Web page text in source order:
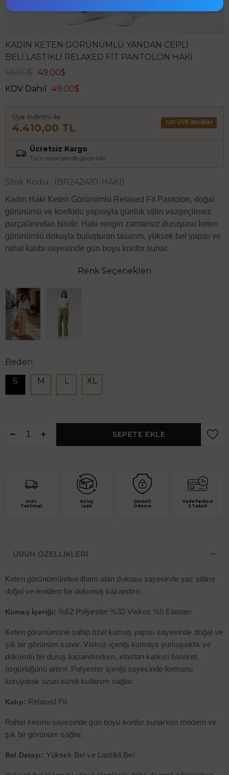
KADIN KETEN GÖRÜNÜMLÜ YANDAN CEPLI
BELI LASTIKLI RELAXED FIT PANTOLON HAKI
69.00$ 49.00$
KDV Dahil
49.00$
Üye indirimi ile
4.410,00 TL %10 ÜYE İNDİRİM
Ücretsiz Kargo
Tüm siparişlerde geçerlidir.
Stok Kodu (BR242410-HAKİ)
Kadın Haki Keten Görünümlü Relaxed Fit Pantolon, doğal
görünümü ve konforlu yapısıyla günlük stilin vazgeçilmez
parçalarından biridir. Haki rengin zamansız duruşunu keten
görünümlü dokuyla buluşturan tasarım, yüksek bel yapısı ve
rahat kalıbı sayesinde gün boyu konfor sunar.
Renk Seçenekleri
Beden
S
M L XL
Hızlı
Teslimat
Kolay
İade
Güvenli
Ödeme
Vade Farksız
3 Taksit
ÜRÜN ÖZELLIKLERI
Keten görünümünden ilham alan dokusu sayesinde yaz stiline
doğal ve modern bir dokunuş kazandırır.
Kumaş İçeriği: %62 Polyester %33 Viskoz %5 Elastan
Keten görünümüne sahip özel kumaş yapısı sayesinde doğal ve
şık bir görünüm sunar. Viskoz içeriği kumaşa yumuşaklık ve
dökümlü bir duruş kazandırırken, elastan katkısı hareket
özgürlüğünü artırır. Polyester içeriği sayesinde formunu
koruyarak uzun süreli kullanım sağlar.
Kalıp: Relaxed Fit
Rahat kesimi sayesinde gün boyu konfor sunarken modern ve
şık bir görünüm sağlar.
Bel Detayı: Yüksek Bel ve Lastikli Bel